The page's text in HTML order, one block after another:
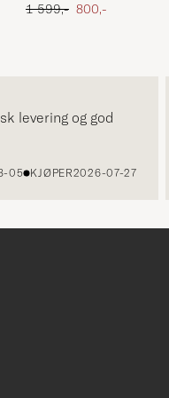
Ordinær pris
1 599,- Nedsatt pris
800,-
og god
KJØPER2026-07-27